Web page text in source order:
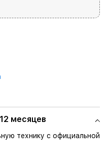
месяцев
технику с официальной